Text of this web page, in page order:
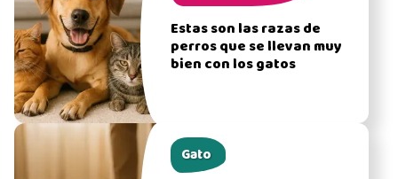
Estas son las razas de
perros que se llevan muy
bien con los gatos
Gato